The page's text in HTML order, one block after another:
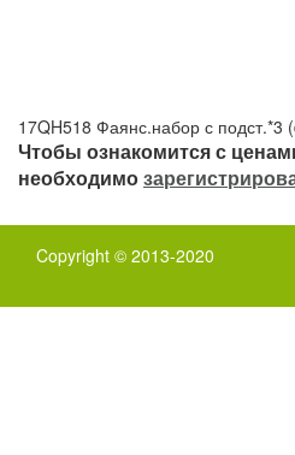
17QH518 Фаянс.набор с подст.*3
Чтобы ознакомится с
необходимо
Copyright © 2013-2020